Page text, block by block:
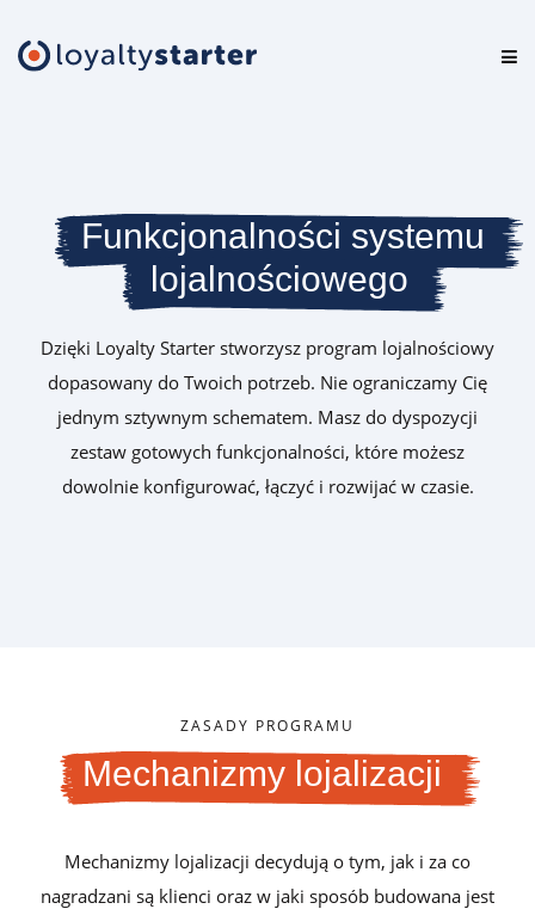
Cennik
Zasoby
Testuj za darmo
Funkcjonalności systemu
lojalnościowego
Dzięki Loyalty Starter stworzysz program lojalnościowy
dopasowany do Twoich potrzeb. Nie ograniczamy Cię
jednym sztywnym schematem. Masz do dyspozycji
zestaw gotowych funkcjonalności, które możesz
dowolnie konfigurować, łączyć i rozwijać w czasie.
ZASADY PROGRAMU
Mechanizmy lojalizacji
Mechanizmy lojalizacji decydują o tym, jak i za co
nagradzani są klienci oraz w jaki sposób budowana jest